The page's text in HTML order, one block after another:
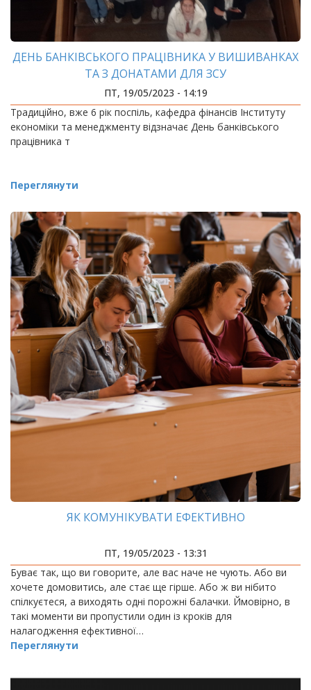
ДЕНЬ БАНКІВСЬКОГО ПРАЦІВНИКА У ВИШИВАНКАХ
ТА З ДОНАТАМИ ДЛЯ ЗСУ
ПТ, 19/05/2023 - 14:19
Традиційно, вже 6 рік поспіль, кафедра фінансів Інституту
економіки та менеджменту відзначає День банківського
працівника т
Переглянути
ЯК КОМУНІКУВАТИ ЕФЕКТИВНО
ПТ, 19/05/2023 - 13:31
Буває так, що ви говорите, але вас наче не чують. Або ви
хочете домовитись, але стає ще гірше. Або ж ви нібито
спілкуєтеся, а виходять одні порожні балачки. Ймовірно, в
такі моменти ви пропустили один із кроків для
налагодження ефективної…
Переглянути